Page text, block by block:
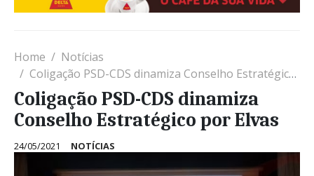
Home
Notícias
Coligação PSD-CDS dinamiza Conselho Estratégico por Elvas
Coligação PSD-CDS dinamiza
Conselho Estratégico por Elvas
24/05/2021 NOTÍCIAS